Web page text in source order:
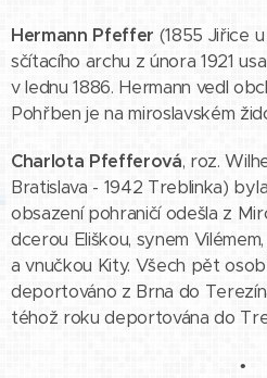
Hermann Pfeffer (1855 Jiřice
sčítacího archu z února 1921
v lednu 1886. Hermann vedl
Pohřben je na miroslavském
Charlota Pfefferová, roz.
Bratislava - 1942 Treblinka)
obsazení pohraničí odešla z
dcerou Eliškou, synem
a vnučkou Kity. Všech pět
deportováno z Brna do
téhož roku deportována do
•